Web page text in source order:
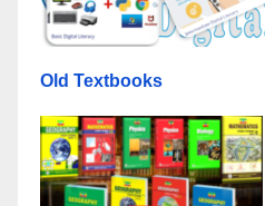
Old Textbooks